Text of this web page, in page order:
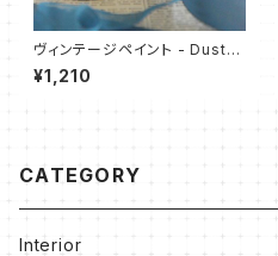
ヴィンテージペイント - Dusty
Blue -100 ml
¥1,210
CATEGORY
Interior